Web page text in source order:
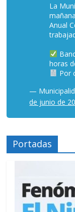
La
Anual
horas
Por
—
de junio de
Portadas